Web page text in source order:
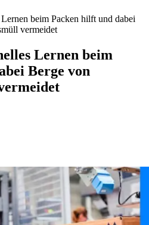
beim Packen hilft und dabei
vermeidet
Lernen beim
Berge von